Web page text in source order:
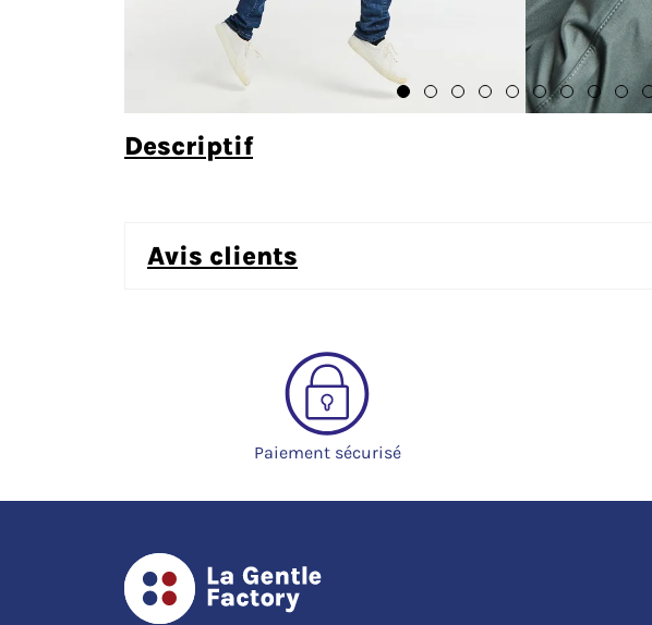
descriptif
avis clients
Paiement sécurisé